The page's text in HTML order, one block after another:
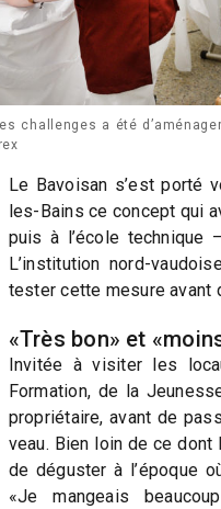
challenges a été
Le Bavoisan s’est porté
les-Bains ce concept qui
puis à l’école technique
L’institution nord-
tester cette mesure avant
«Très bon» et
Invitée à visiter les
Formation, de la
propriétaire, avant de
veau. Bien loin de ce dont
de déguster à l’époque
«Je mangeais